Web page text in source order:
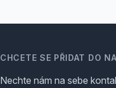
CHCETE SE PŘIDAT DO
Nechte nám na sebe